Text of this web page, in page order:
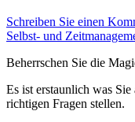
Schreiben Sie einen
Selbst- und
Beherrschen Sie die
Es ist erstaunlich was
richtigen Fragen stellen.